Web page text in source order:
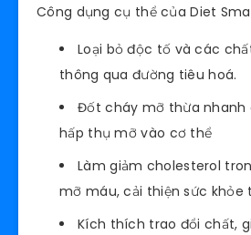
Công dụng cụ thể của Diet
Loại bỏ độc tố và các
thông qua đường tiêu hoá.
Đốt cháy mỡ thừa nhanh
hấp thụ mỡ vào cơ thể
Làm giảm cholesterol
mỡ máu, cải thiện sức khỏe
Kích thích trao đổi chất,